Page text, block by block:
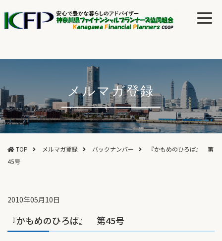
メルマガ登録
TOP メルマガ登録 バックナンバー
『かもめのひろば』 第
45号
2010年05月10日
『かもめのひろば』 第45号